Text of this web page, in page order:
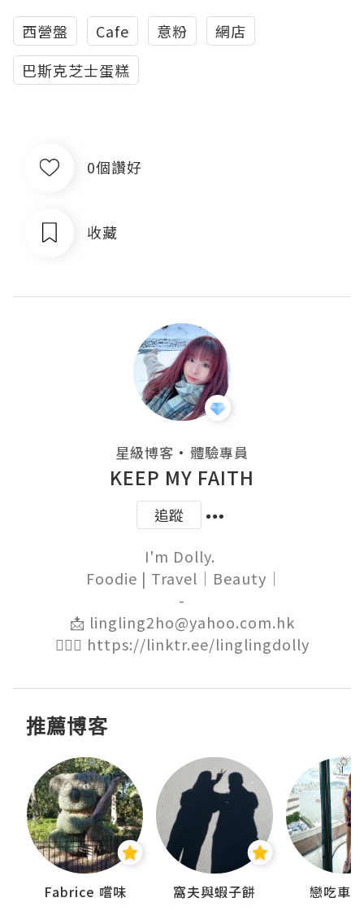
西營盤 Cafe 意粉
網店
巴斯克芝士蛋糕
0個讚好
收藏
星級博客 ・ 體驗專員
KEEP MY FAITH
追蹤
I'm Dolly.
-
📩 lingling2ho@yahoo.com.hk
🙋🏻‍♀️ https://linktr.ee/linglingdolly
推薦博客
Fabrice 嚐味 窩夫與蝦子餅 戀吃車